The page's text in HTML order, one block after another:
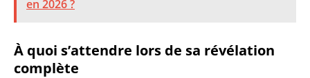
en 2026 ?
À quoi s’attendre lors de sa révélation
complète